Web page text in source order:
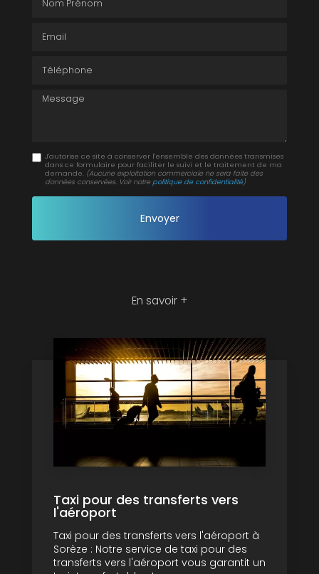
Message
J'autorise ce site à conserver l'ensemble des données transmises
dans ce formulaire pour faciliter le suivi et le traitement de ma
demande. (Aucune exploitation commerciale ne sera faite des
données conservées. Voir notre politique de confidentialité)
En savoir +
Taxi pour des transferts vers
l'aéroport
Taxi pour des transferts vers l'aéroport à
Sorèze : Notre service de taxi pour des
transferts vers l'aéroport vous garantit un